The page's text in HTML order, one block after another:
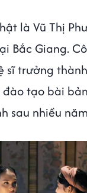
là Vũ Thị
Bắc Giang.
sĩ trưởng
đào tạo bài
sau nhiều